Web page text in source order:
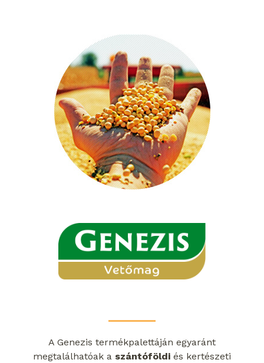
A Genezis termékpalettáján egyaránt
megtalálhatóak a szántóföldi és kertészeti